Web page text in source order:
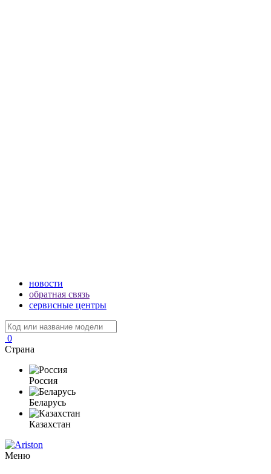
новости
обратная связь
сервисные центры
0
Страна
Россия
Беларусь
Казахстан
Меню